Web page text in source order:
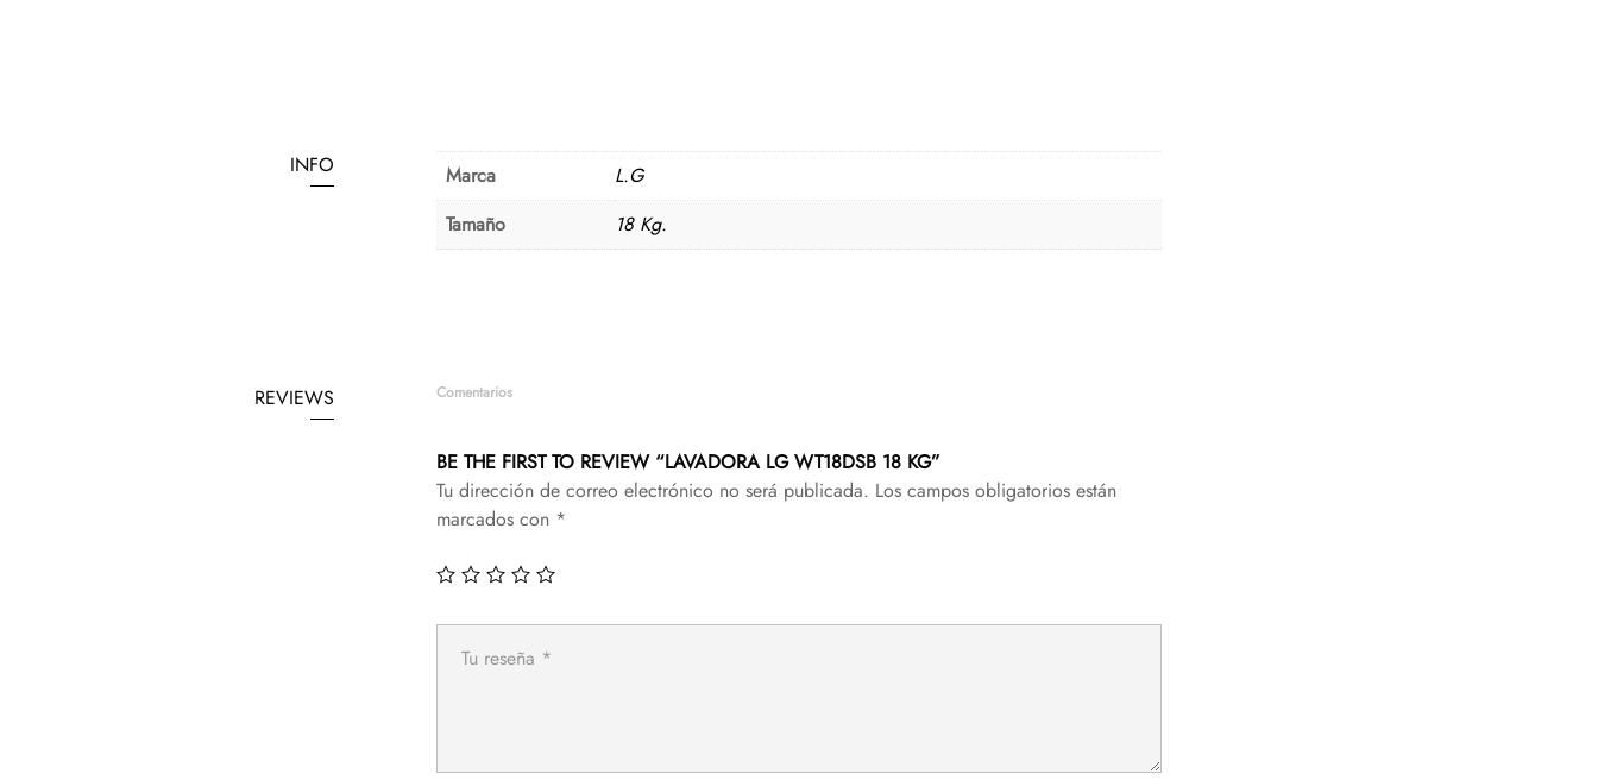
INFO Marca
L.G
Tamaño
18 Kg.
REVIEWS Comentarios
BE THE FIRST TO REVIEW “LAVADORA LG WT18DSB 18 KG”
Tu dirección de correo electrónico no será publicada. Los campos obligatorios están
marcados con *